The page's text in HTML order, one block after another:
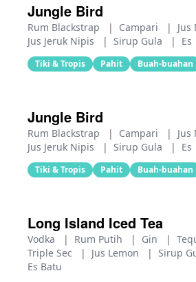
Jungle Bird
Rum Blackstrap | Campari | Jus
Jus Jeruk Nipis
| Sirup Gula | Es
Tiki & Tropis Pahit Buah-buahan
Jungle Bird
Rum Blackstrap | Campari | Jus
Jus Jeruk Nipis
| Sirup Gula | Es
Tiki & Tropis Pahit Buah-buahan
Long Island Iced Tea
Vodka | Rum Putih | Gin |
Triple Sec
| Jus Lemon | Sirup
Es Batu